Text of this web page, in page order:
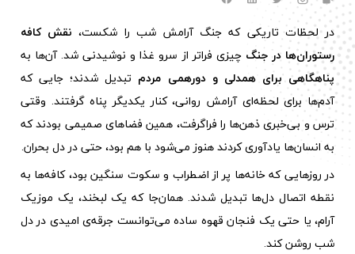
در لحظات تاریکی که جنگ آرامش شب را شکست، نقش کافه‌
رستوران‌ها در جنگ چیزی فراتر از سرو غذا و نوشیدنی شد. آن‌ها به
پناهگاهی برای همدلی و دورهمی مردم تبدیل شدند؛ جایی که
آدم‌ها برای لحظه‌ای آرامش روانی، کنار یکدیگر پناه گرفتند. وقتی
ترس و بی‌خبری ذهن‌ها را فراگرفت، همین فضاهای صمیمی بودند که
به انسان‌ها یادآوری کردند هنوز می‌شود با هم بود، حتی در دل بحران.
در روزهایی که خانه‌ها پر از اضطراب و سکوت سنگین بود، کافه‌ها به
نقطه‌ اتصال دل‌ها تبدیل شدند. همان‌جا که یک لبخند، یک موزیک
آرام، یا حتی یک فنجان قهوه ساده می‌توانست جرقه‌ی امیدی در دل
شب روشن کند.